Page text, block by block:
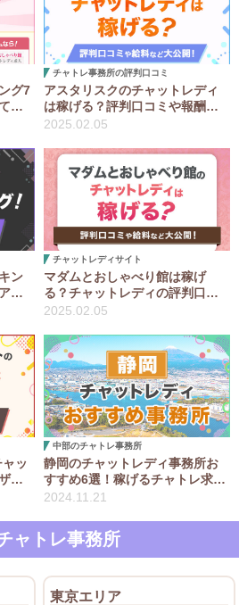
グ7
お
】
チャトレ事務所の評判口コミ
アスタリスクのチャットレディ
は稼げる？評判口コミや報酬
率・通勤と在宅の時給目安を大
2025.02.05
ン
プ
チャットレディサイト
マダムとおしゃべり館は稼げ
る？チャットレディの評判口コ
ミや給料など大公開！
2025.02.05
ッ
チ
(旧
中部のチャトレ事務所
静岡のチャットレディ事務所お
すすめ6選！稼げるチャトレ求人
比較ランキング
2024.11.21
ャトレ事務所
東京エリア